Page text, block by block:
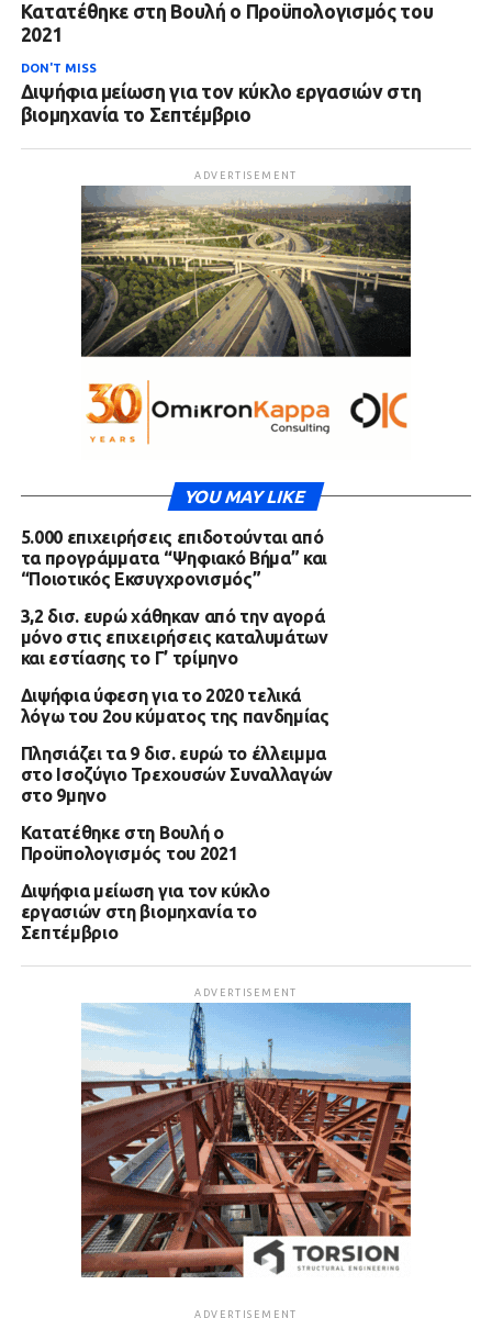
Κατατέθηκε στη Βουλή ο Προϋπολογισμός του
2021
DON'T MISS
Διψήφια μείωση για τον κύκλο εργασιών στη
βιομηχανία το Σεπτέμβριο
ADVERTISEMENT
YOU MAY LIKE
5.000 επιχειρήσεις επιδοτούνται από
τα προγράμματα “Ψηφιακό Βήμα” και
“Ποιοτικός Εκσυγχρονισμός”
3,2 δισ. ευρώ χάθηκαν από την αγορά
μόνο στις επιχειρήσεις καταλυμάτων
και εστίασης το Γ’ τρίμηνο
Διψήφια ύφεση για το 2020 τελικά
λόγω του 2ου κύματος της πανδημίας
Πλησιάζει τα 9 δισ. ευρώ το έλλειμμα
στο Ισοζύγιο Τρεχουσών Συναλλαγών
στο 9μηνο
Κατατέθηκε στη Βουλή ο
Προϋπολογισμός του 2021
Διψήφια μείωση για τον κύκλο
εργασιών στη βιομηχανία το
Σεπτέμβριο
ADVERTISEMENT
ADVERTISEMENT